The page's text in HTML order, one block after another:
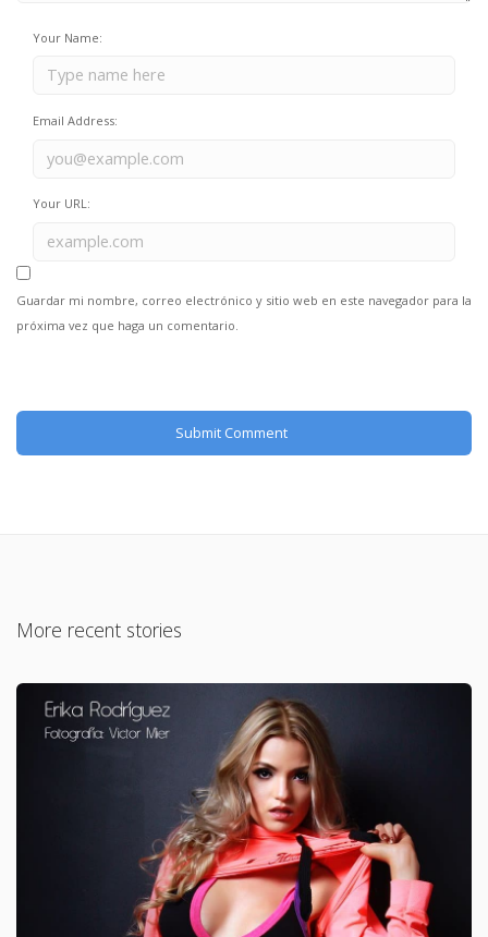
Your Name:
Email Address:
Your URL:
Guardar mi nombre, correo electrónico y sitio web en este navegador para la
próxima vez que haga un comentario.
More recent stories